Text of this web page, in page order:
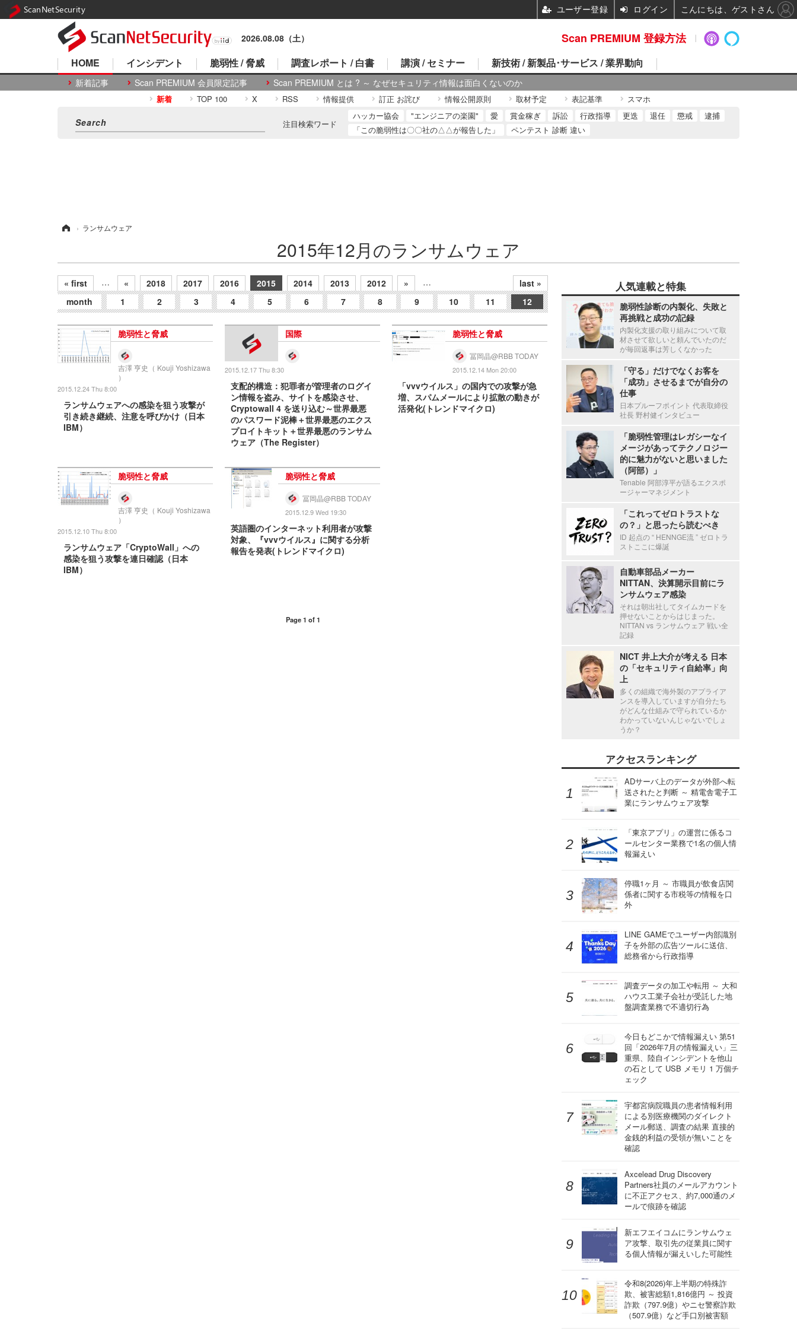
2026.08.08（土）
HOME
新着記事 Scan PREMIUM 会員限定記事 Scan PREMIUM とは ? ～ なぜセキュリティ情報は面白くないのか
インシデント 脆弱性 / 脅威 調査レポート / 白書 講演 / セミナー 新技術 / 新製品･サービス / 業界動向
新着 TOP 100 X RSS 情報提供 訂正 お詫び 情報公開原則 取材予定 表記基準 スマホ
注目検索ワード
ハッカー協会 "エンジニアの楽園" 愛 賞金稼ぎ 訴訟 行政指導 更迭 退任 懲戒
逮捕
「この脆弱性は〇〇社の△△が報告した」
ペンテスト 診断 違い
› ランサムウェア
2015年12月のランサムウェア
« first … « 2018 2017 2016 2015 2014 2013 2012 » …
last »
month
1 2 3 4 5 6 7 8 9 10 11 12
脆弱性と脅威
吉澤 亨史（ Kouji Yoshizawa
）
2015.12.24 Thu 8:00
ランサムウェアへの感染を狙う攻撃が
引き続き継続、注意を呼びかけ（日本
IBM）
国際
2015.12.17 Thu 8:30
支配的構造：犯罪者が管理者のログイ
ン情報を盗み、サイトを感染させ、
Cryptowall 4 を送り込む～世界最悪
のパスワード泥棒＋世界最悪のエクス
プロイトキット＋世界最悪のランサム
ウェア（The Register）
脆弱性と脅威
冨岡晶@RBB TODAY
2015.12.14 Mon 20:00
「vvvウイルス」の国内での攻撃が急
増、スパムメールにより拡散の動きが
活発化(トレンドマイクロ)
脆弱性と脅威
吉澤 亨史（ Kouji Yoshizawa
）
2015.12.10 Thu 8:00
ランサムウェア「CryptoWall」への
感染を狙う攻撃を連日確認（日本
IBM）
脆弱性と脅威
冨岡晶@RBB TODAY
2015.12.9 Wed 19:30
英語圏のインターネット利用者が攻撃
対象、『vvvウイルス』に関する分析
報告を発表(トレンドマイクロ)
Page 1 of 1
人気連載と特集
脆弱性診断の内製化、失敗と
再挑戦と成功の記録
内製化支援の取り組みについて取
材させて欲しいと頼んでいたのだ
が毎回返事は芳しくなかった
「守る」だけでなくお客を
「成功」させるまでが自分の
仕事
日本プルーフポイント 代表取締役
社長 野村健インタビュー
「脆弱性管理はレガシーなイ
メージがあってテクノロジー
的に魅力がないと思いました
（阿部）」
Tenable 阿部淳平が語るエクスポ
ージャーマネジメント
「これってゼロトラストな
の？」と思ったら読むべき
ID 起点の “ HENNGE流 ” ゼロトラ
ストここに爆誕
自動車部品メーカー
NITTAN、決算開示目前にラ
ンサムウェア感染
それは朝出社してタイムカードを
押せないことからはじまった。
NITTAN vs ランサムウェア 戦い全
記録
NICT 井上大介が考える 日本
の「セキュリティ自給率」向
上
多くの組織で海外製のアプライア
ンスを導入していますが自分たち
がどんな仕組みで守られているか
わかっていないんじゃないでしょ
うか？
アクセスランキング
ADサーバ上のデータが外部へ転
送されたと判断 ～ 精電舎電子工
業にランサムウェア攻撃
「東京アプリ」の運営に係るコ
ールセンター業務で1名の個人情
報漏えい
停職1ヶ月 ～ 市職員が飲食店関
係者に関する市税等の情報を口
外
LINE GAMEでユーザー内部識別
子を外部の広告ツールに送信、
総務省から行政指導
調査データの加工や転用 ～ 大和
ハウス工業子会社が受託した地
盤調査業務で不適切行為
今日もどこかで情報漏えい 第51
回「2026年7月の情報漏えい」三
重県、陸自インシデントを他山
の石として USB メモリ 1 万個チ
ェック
宇都宮病院職員の患者情報利用
による別医療機関のダイレクト
メール郵送、調査の結果 直接的
金銭的利益の受領が無いことを
確認
Axcelead Drug Discovery
Partners社員のメールアカウント
に不正アクセス、約7,000通のメ
ールで痕跡を確認
新エフエイコムにランサムウェ
ア攻撃、取引先の従業員に関す
る個人情報が漏えいした可能性
令和8(2026)年上半期の特殊詐
欺、被害総額1,816億円 ～ 投資
詐欺（797.9億）やニセ警察詐欺
（507.9億）など手口別被害額
Scan PREMIUM 登録方法
ScanNetSecurity ユーザー登録 ログイン こんにちは、ゲストさん